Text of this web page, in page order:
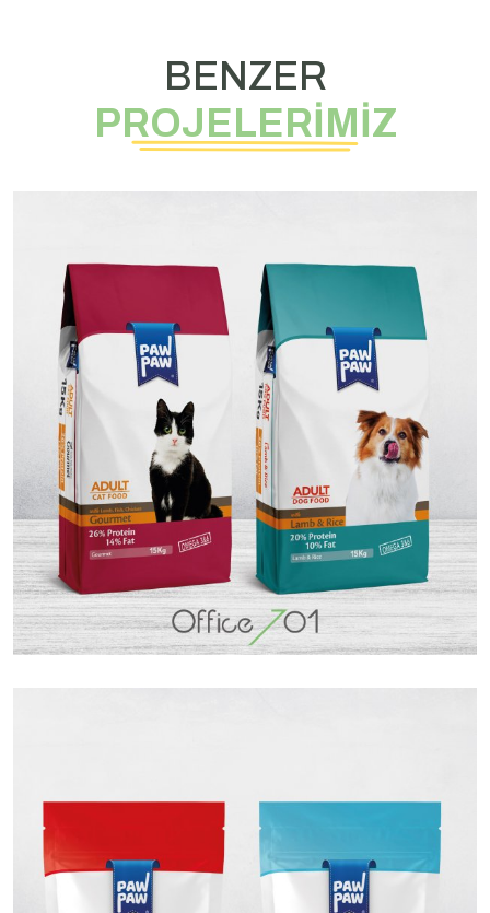
BENZER
PROJELERİMİZ